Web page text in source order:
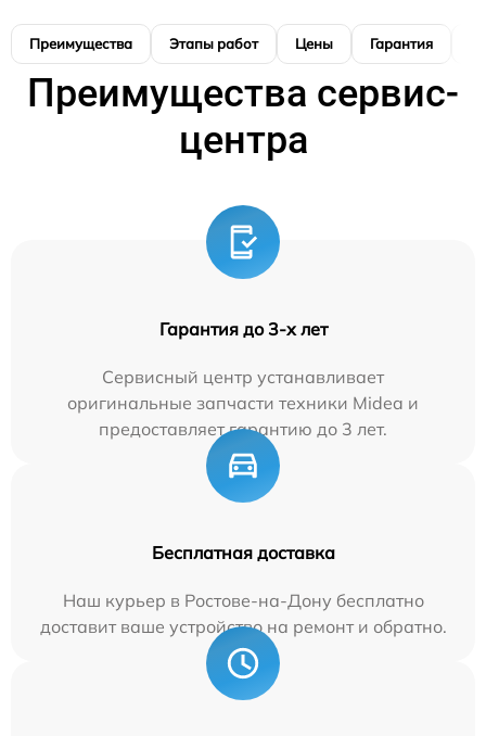
Преимущества Этапы работ Цены Гарантия
Преимущества сервис-
центра
Гарантия до 3-х лет
Сервисный центр устанавливает
оригинальные запчасти техники Midea и
предоставляет гарантию до 3 лет.
Бесплатная доставка
Наш курьер в Ростове-на-Дону бесплатно
доставит ваше устройство на ремонт и обратно.